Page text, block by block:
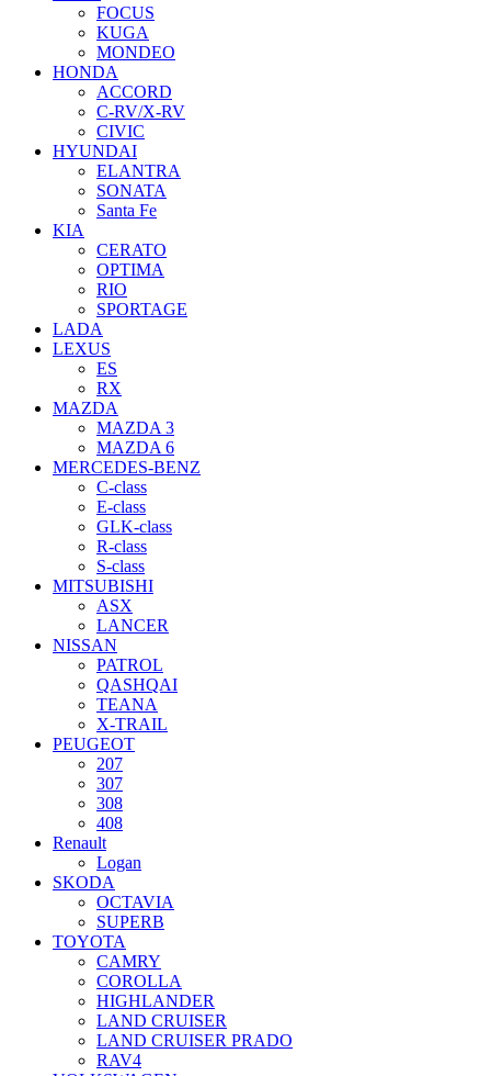
FOCUS
KUGA
MONDEO
HONDA
ACCORD
C-RV/X-RV
CIVIC
HYUNDAI
ELANTRA
SONATA
Santa Fe
KIA
CERATO
OPTIMA
RIO
SPORTAGE
LADA
LEXUS
ES
RX
MAZDA
MAZDA 3
MAZDA 6
MERCEDES-BENZ
C-class
E-class
GLK-class
R-class
S-class
MITSUBISHI
ASX
LANCER
NISSAN
PATROL
QASHQAI
TEANA
X-TRAIL
PEUGEOT
207
307
308
408
Renault
Logan
SKODA
OCTAVIA
SUPERB
TOYOTA
CAMRY
COROLLA
HIGHLANDER
LAND CRUISER
LAND CRUISER PRADO
RAV4